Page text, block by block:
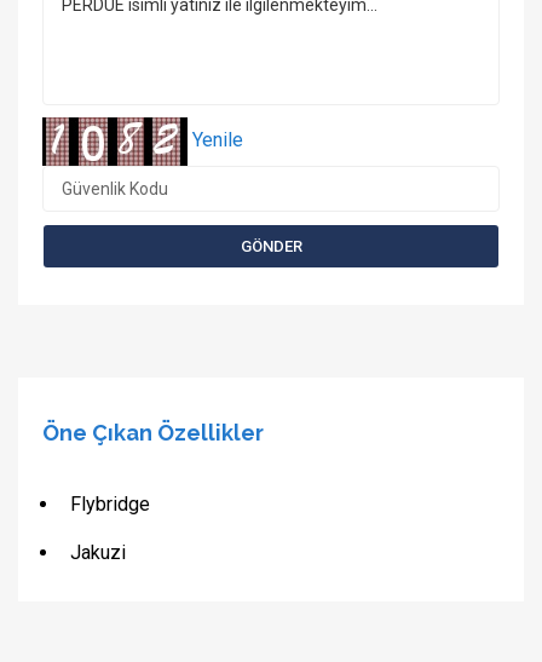
Yenile
Öne Çıkan Özellikler
Flybridge
Jakuzi